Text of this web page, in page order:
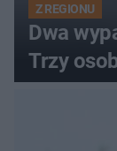
Z REGIONU
Dwa
Trzy